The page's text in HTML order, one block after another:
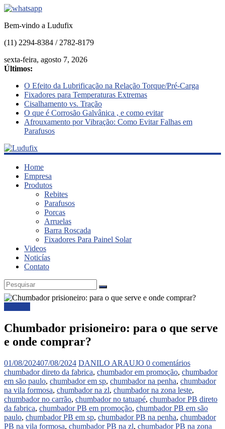
Bem-vindo a Ludufix
(11) 2294-8384 / 2782-8179
sexta-feira, agosto 7, 2026
Últimos:
O Efeito da Lubrificação na Relação Torque/Pré-Carga
Fixadores para Temperaturas Extremas
Cisalhamento vs. Tração
O que é Corrosão Galvânica , e como evitar
Afrouxamento por Vibração: Como Evitar Falhas em
Parafusos
Ludufix
Fixadores
Home
Empresa
Produtos
Rebites
Parafusos
Porcas
Arruelas
Barra Roscada
Fixadores Para Painel Solar
Videos
Noticías
Contato
Chumbador prisioneiro: para o que serve
e onde comprar?
01/08/202407/08/2024 DANILO ARAUJO 0 comentários
chumbador direto da fabrica, chumbador em promoção, chumbador
em são paulo, chumbador em sp, chumbador na penha, chumbador
na vila formosa, chumbador na zl, chumbador na zona leste,
chumbador no carrão, chumbador no tatuapé, chumbador PB direto
da fabrica, chumbador PB em promoção, chumbador PB em são
paulo, chumbador PB em sp, chumbador PB na penha, chumbador
PB na vila formosa, chumbador PB na zl, chumbador PB na zona